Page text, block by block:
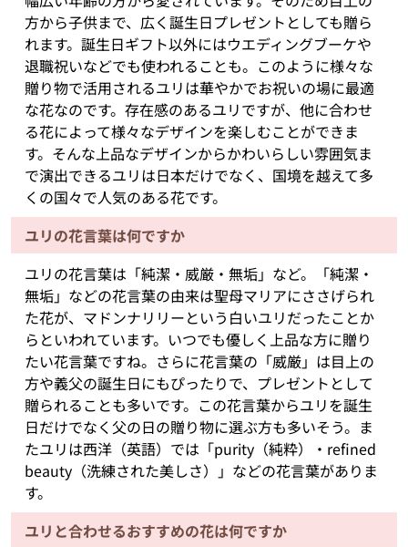
方から子供まで、広く誕生日プレゼントとしても贈ら
れます。誕生日ギフト以外にはウエディングブーケや
退職祝いなどでも使われることも。このように様々な
贈り物で活用されるユリは華やかでお祝いの場に最適
な花なのです。存在感のあるユリですが、他に合わせ
る花によって様々なデザインを楽しむことができま
す。そんな上品なデザインからかわいらしい雰囲気ま
で演出できるユリは日本だけでなく、国境を越えて多
くの国々で人気のある花です。
ユリの花言葉は何ですか
ユリの花言葉は「純潔・威厳・無垢」など。「純潔・
無垢」などの花言葉の由来は聖母マリアにささげられ
た花が、マドンナリリーという白いユリだったことか
らといわれています。いつでも優しく上品な方に贈り
たい花言葉ですね。さらに花言葉の「威厳」は目上の
方や義父の誕生日にもぴったりで、プレゼントとして
贈られることも多いです。この花言葉からユリを誕生
日だけでなく父の日の贈り物に選ぶ方も多いそう。ま
たユリは西洋（英語）では「purity（純粋）・refined
beauty（洗練された美しさ）」などの花言葉がありま
す。
ユリと合わせるおすすめの花は何ですか